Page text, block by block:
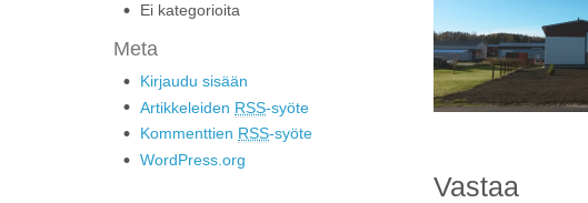
Ei kategorioita
Meta
Kirjaudu sisään
Artikkeleiden RSS-syöte
Kommenttien RSS-syöte
WordPress.org
Vastaa